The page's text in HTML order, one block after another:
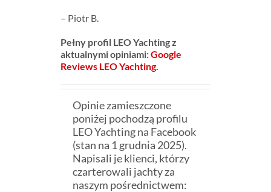
– Piotr B.
Pełny profil LEO Yachting z
aktualnymi opiniami:Google
Reviews LEO Yachting.
Opinie zamieszczone
poniżej pochodzą profilu
LEO Yachting na Facebook
(stan na 1 grudnia 2025).
Napisali je klienci, którzy
czarterowali jachty za
naszym pośrednictwem: